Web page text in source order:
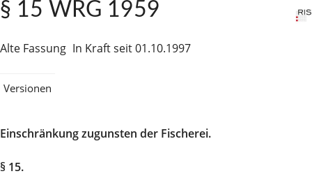
§ 15 WRG 1959
Alte Fassung In Kraft seit 01.10.1997
Versionen
Einschränkung zugunsten der Fischerei.
§ 15.